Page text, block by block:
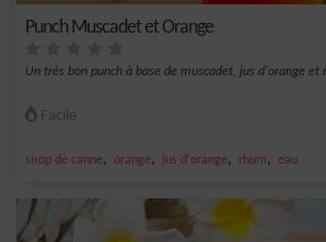
Punch Muscadet et Orange
Un très bon punch à base de muscadet, jus d'orange et
Facile
sirop de canne, orange, jus d'orange, rhum, eau